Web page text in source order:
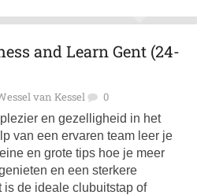
and Learn Gent (24-
van Kessel 0
en gezelligheid in het
van een ervaren team leer je
en grote tips hoe je meer
en een sterkere
is de ideale clubuitstap of